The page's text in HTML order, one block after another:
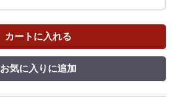
カートに入れる
お気に入りに追加